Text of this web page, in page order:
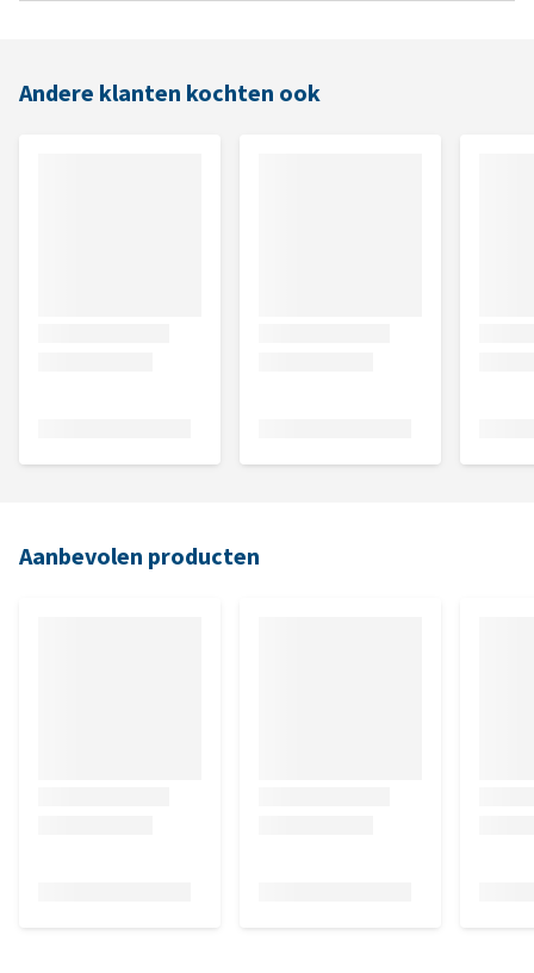
Andere klanten kochten ook
Aanbevolen producten